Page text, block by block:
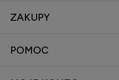
ZAKUPY
POMOC